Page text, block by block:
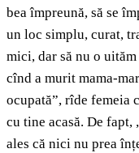
bea împreună, să se
un loc simplu, curat,
mici, dar să nu o
cînd a murit mama-
ocupată”, rîde femeia
cu tine acasă. De
ales că nici nu prea